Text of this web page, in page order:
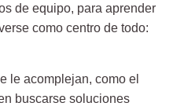
de equipo, para aprender
como centro de todo:
le acomplejan, como el
buscarse soluciones